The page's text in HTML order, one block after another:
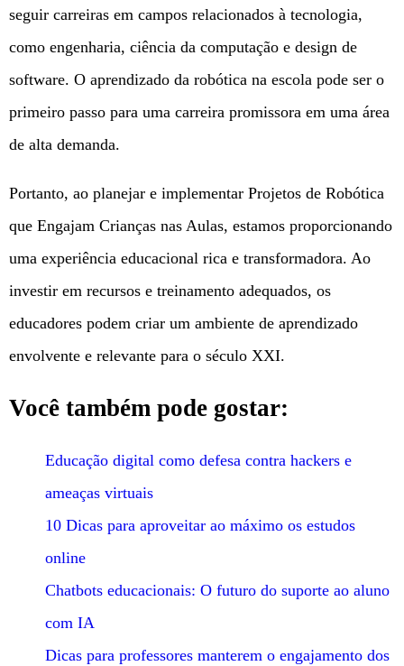
seguir carreiras em campos relacionados à tecnologia,
como engenharia, ciência da computação e design de
software. O aprendizado da robótica na escola pode ser o
primeiro passo para uma carreira promissora em uma área
de alta demanda.
Portanto, ao planejar e implementar Projetos de Robótica
que Engajam Crianças nas Aulas, estamos proporcionando
uma experiência educacional rica e transformadora. Ao
investir em recursos e treinamento adequados, os
educadores podem criar um ambiente de aprendizado
envolvente e relevante para o século XXI.
Você também pode gostar:
Educação digital como defesa contra hackers e
ameaças virtuais
10 Dicas para aproveitar ao máximo os estudos
online
Chatbots educacionais: O futuro do suporte ao aluno
com IA
Dicas para professores manterem o engajamento dos